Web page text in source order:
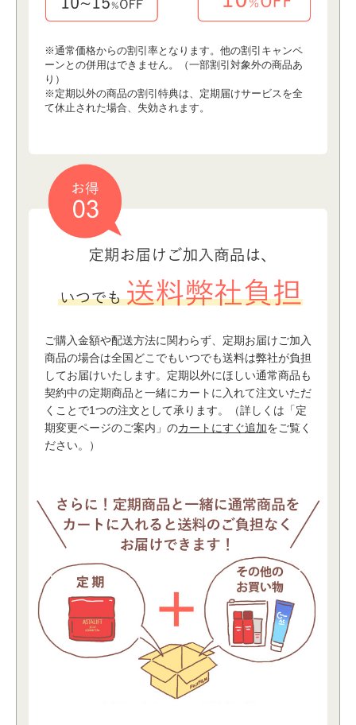
※通常価格からの割引率となります。他の割引キャンペ
ーンとの併⽤はできません。（⼀部割引対象外の商品あ
り）
※定期以外の商品の割引特典は、定期届けサービスを全
て休⽌された場合、失効されます。
ご購⼊⾦額や配送⽅法に関わらず、定期お届けご加⼊
商品の場合は全国どこでもいつでも送料は弊社が負担
してお届けいたします。定期以外にほしい通常商品も
契約中の定期商品と一緒にカートに入れて注文いただ
くことで1つの注文として承ります。（詳しくは「定
期変更ページのご案内」のカートにすぐ追加をご覧く
ださい。）